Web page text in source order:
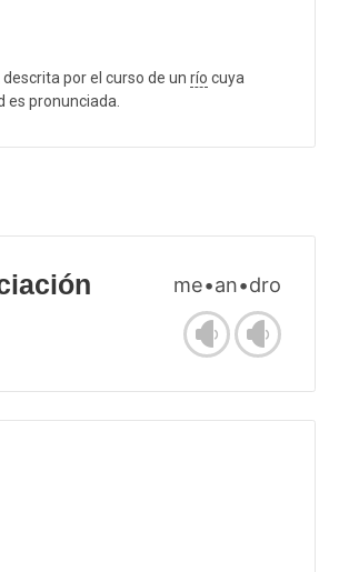
descrita por el curso de un río cuya
es pronunciada.
me•an•dro